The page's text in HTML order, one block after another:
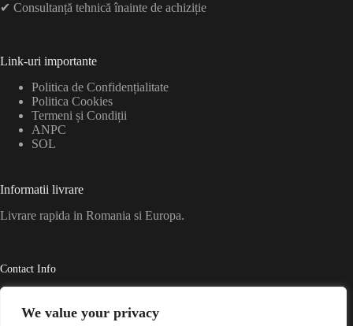
We value your privacy
✔ Consultanță tehnică înainte de achiziție
Link-uri importante
Politica de Confidențialitate
Politica Cookies
Termeni și Condiții
ANPC
SOL
Informatii livrare
Livrare rapida in Romania si Europa.
Contact Info
Motoare Diesel • Piese de Schimb • Recondiționări